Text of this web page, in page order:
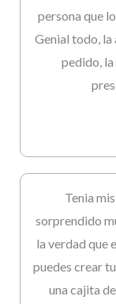
persona que
Genial todo, la
pedido, la
Tenia
sorprendido
la verdad que
puedes crear
una cajita